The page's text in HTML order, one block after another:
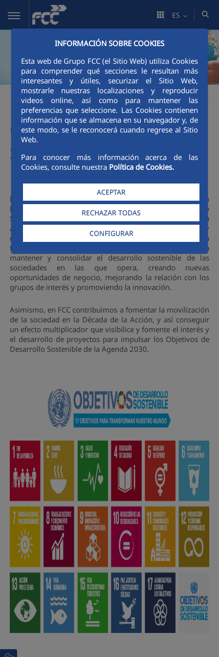
Saltar al contenido principal
INFORMACIÓN SOBRE COOKIES
Esta web de Grupo FCC (el Sitio Web) utiliza Cookies
para comprender qué secciones le resultan más
interesantes y útiles, securizar el Sitio Web,
mostrarle nuestras localizaciones y reproducir
videos online, así como para mantener las
preferencias que seleccione. Las Cookies contienen
información que se almacena en su navegador y, de
este modo, se le reconocerá cuando regrese al Sitio
Web.
Para conocer más información acerca de las
Cookies, consulte nuestra Política de Cookies.
ACEPTAR
RECHAZAR TODAS
CONFIGURAR
ES
FCC Sostenibilidad Hoja de ruta sostenible Compromisos
Objetivos de Desarrollo
Sostenible
Desde la aprobación en el año 2015 de laAgenda 2030, en
FCC trabajamos en integrar los Objetivos de Desarrollo
Sostenible en nuestro modelo de negocio para lograr una
alineación completa entre los 17 objetivos de la Agenda y
nuestra gestión. El Grupo FCC apoya e impulsa los ODS a
través de una estrategia responsable que contribuye a
mantener y consolidar el desarrollo sostenible de las
sociedades en las que opera, creando nuevas
oportunidades de negocio, mejorando la relación con los
grupos de interés y promoviendo la innovación.
Asimismo, en FCC contribuimos a fomentar la movilización
de la sociedad en la Década de la Acción, y así conseguir
un efecto multiplicador que visibilice y fomente el interés y
el desarrollo de proyectos para impulsar los Objetivos de
Desarrollo Sostenible de la Agenda 2030.